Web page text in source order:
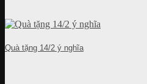
Quà tặng 14/2 ý nghĩa